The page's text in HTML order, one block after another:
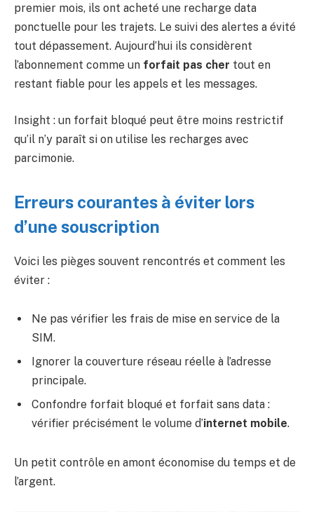
premier mois, ils ont acheté une recharge data
ponctuelle pour les trajets. Le suivi des alertes a évité
tout dépassement. Aujourd’hui ils considèrent
l’abonnement comme un forfait pas cher tout en
restant fiable pour les appels et les messages.
Insight : un forfait bloqué peut être moins restrictif
qu’il n’y paraît si on utilise les recharges avec
parcimonie.
Erreurs courantes à éviter lors
d’une souscription
Voici les pièges souvent rencontrés et comment les
éviter :
Ne pas vérifier les frais de mise en service de la
SIM.
Ignorer la couverture réseau réelle à l’adresse
principale.
Confondre forfait bloqué et forfait sans data :
vérifier précisément le volume d’internet mobile.
Un petit contrôle en amont économise du temps et de
l’argent.